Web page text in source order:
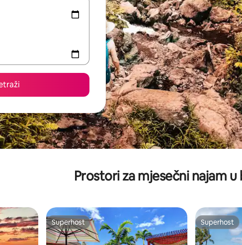
Prostori za mjesečni najam
„Odabrali gosti”
Superhost
Superhost Superhost
Superhost